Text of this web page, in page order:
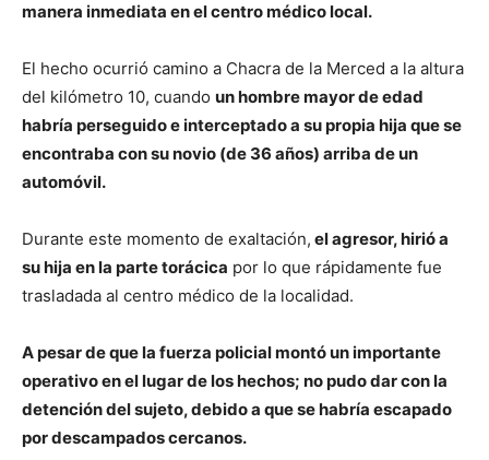
manera inmediata en el centro médico local.
El hecho ocurrió camino a Chacra de la Merced a la altura
del kilómetro 10, cuando un hombre mayor de edad
habría perseguido e interceptado a su propia hija que se
encontraba con su novio (de 36 años) arriba de un
automóvil.
Durante este momento de exaltación, el agresor, hirió a
su hija en la parte torácica por lo que rápidamente fue
trasladada al centro médico de la localidad.
A pesar de que la fuerza policial montó un importante
operativo en el lugar de los hechos; no pudo dar con la
detención del sujeto, debido a que se habría escapado
por descampados cercanos.